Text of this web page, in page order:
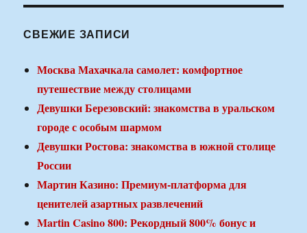
СВЕЖИЕ ЗАПИСИ
Москва Махачкала самолет: комфортное
путешествие между столицами
Девушки Березовский: знакомства в уральском
городе с особым шармом
Девушки Ростова: знакомства в южной столице
России
Мартин Казино: Премиум-платформа для
ценителей азартных развлечений
Martin Casino 800: Рекордный 800% бонус и